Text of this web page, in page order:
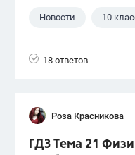
Новости 10
18 ответов
Роза Красникова
ГДЗ Тема 21